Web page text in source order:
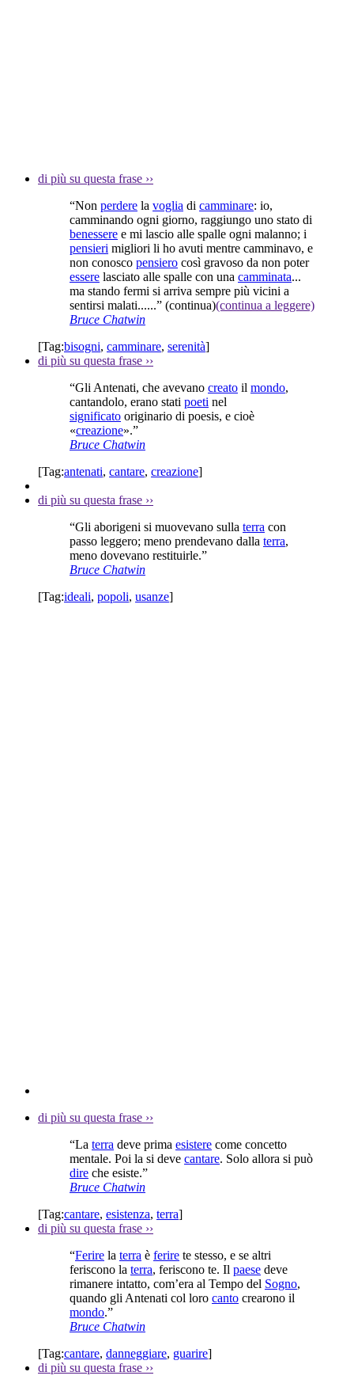
di più su questa frase ››
“Non perdere la voglia di camminare: io,
camminando ogni giorno, raggiungo uno stato di
benessere e mi lascio alle spalle ogni malanno; i
pensieri migliori li ho avuti mentre camminavo, e
non conosco pensiero così gravoso da non poter
essere lasciato alle spalle con una camminata...
ma stando fermi si arriva sempre più vicini a
sentirsi malati......” (continua)(continua a leggere)
Bruce Chatwin
[Tag:bisogni, camminare, serenità]
di più su questa frase ››
“Gli Antenati, che avevano creato il mondo,
cantandolo, erano stati poeti nel
significato originario di poesis, e cioè
«creazione».”
Bruce Chatwin
[Tag:antenati, cantare, creazione]
di più su questa frase ››
“Gli aborigeni si muovevano sulla terra con
passo leggero; meno prendevano dalla terra,
meno dovevano restituirle.”
Bruce Chatwin
[Tag:ideali, popoli, usanze]
di più su questa frase ››
“La terra deve prima esistere come concetto
mentale. Poi la si deve cantare. Solo allora si può
dire che esiste.”
Bruce Chatwin
[Tag:cantare, esistenza, terra]
di più su questa frase ››
“Ferire la terra è ferire te stesso, e se altri
feriscono la terra, feriscono te. Il paese deve
rimanere intatto, com’era al Tempo del Sogno,
quando gli Antenati col loro canto crearono il
mondo.”
Bruce Chatwin
[Tag:cantare, danneggiare, guarire]
di più su questa frase ››